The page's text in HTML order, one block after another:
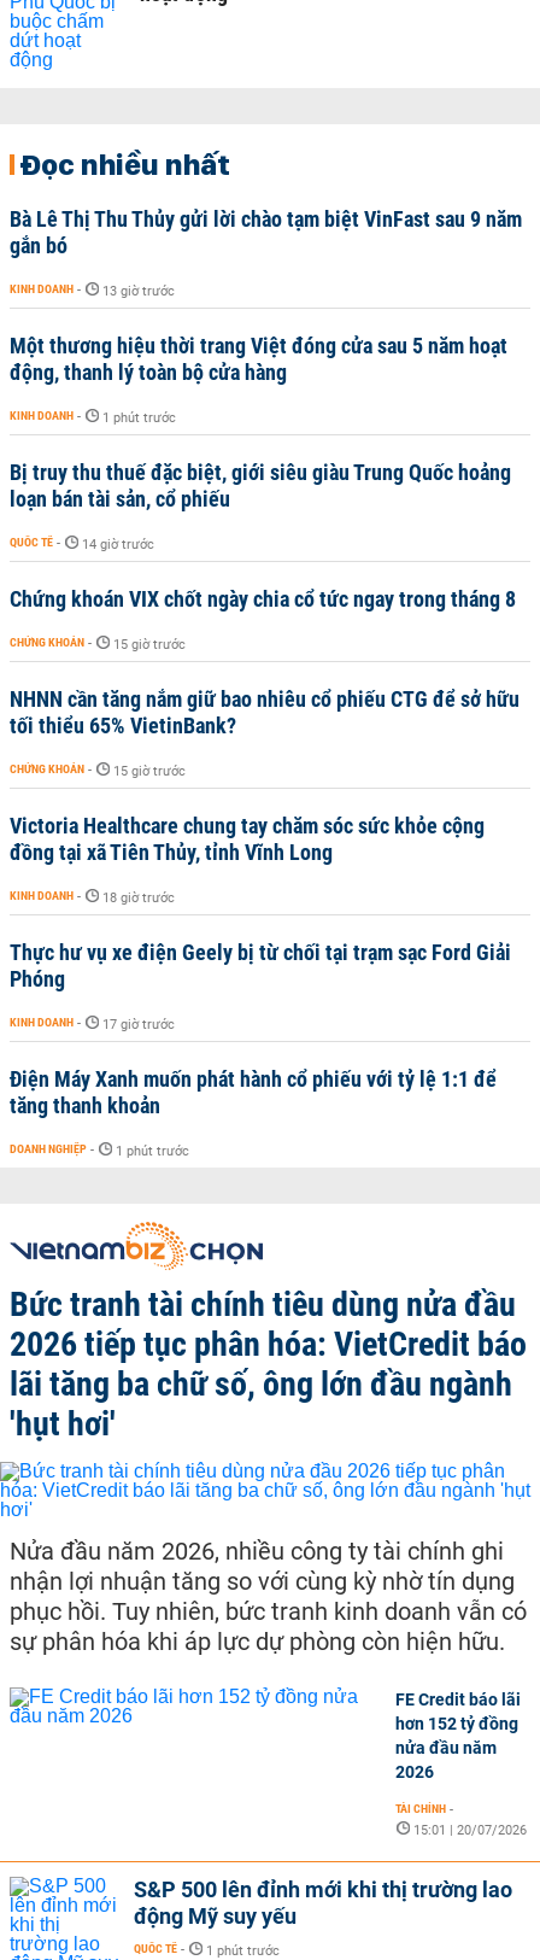
Đọc nhiều nhất
Bà Lê Thị Thu Thủy gửi lời chào tạm biệt VinFast sau 9 năm
gắn bó
KINH DOANH - 13 giờ trước
Một thương hiệu thời trang Việt đóng cửa sau 5 năm hoạt
động, thanh lý toàn bộ cửa hàng
KINH DOANH - 1 phút trước
Bị truy thu thuế đặc biệt, giới siêu giàu Trung Quốc hoảng
loạn bán tài sản, cổ phiếu
QUỐC TẾ - 14 giờ trước
Chứng khoán VIX chốt ngày chia cổ tức ngay trong tháng 8
CHỨNG KHOÁN - 15 giờ trước
NHNN cần tăng nắm giữ bao nhiêu cổ phiếu CTG để sở hữu
tối thiểu 65% VietinBank?
CHỨNG KHOÁN - 15 giờ trước
Victoria Healthcare chung tay chăm sóc sức khỏe cộng
đồng tại xã Tiên Thủy, tỉnh Vĩnh Long
KINH DOANH - 18 giờ trước
Thực hư vụ xe điện Geely bị từ chối tại trạm sạc Ford Giải
Phóng
KINH DOANH - 17 giờ trước
Điện Máy Xanh muốn phát hành cổ phiếu với tỷ lệ 1:1 để
tăng thanh khoản
DOANH NGHIỆP - 1 phút trước
Bức tranh tài chính tiêu dùng nửa đầu
2026 tiếp tục phân hóa: VietCredit báo
lãi tăng ba chữ số, ông lớn đầu ngành
'hụt hơi'
Nửa đầu năm 2026, nhiều công ty tài chính ghi
nhận lợi nhuận tăng so với cùng kỳ nhờ tín dụng
phục hồi. Tuy nhiên, bức tranh kinh doanh vẫn có
sự phân hóa khi áp lực dự phòng còn hiện hữu.
FE Credit báo lãi
hơn 152 tỷ đồng
nửa đầu năm
2026
TÀI CHÍNH -
15:01 | 20/07/2026
S&P 500 lên đỉnh mới khi thị trường lao
động Mỹ suy yếu
QUỐC TẾ - 1 phút trước